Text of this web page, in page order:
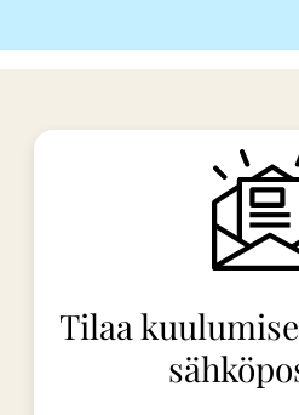
Tilaa